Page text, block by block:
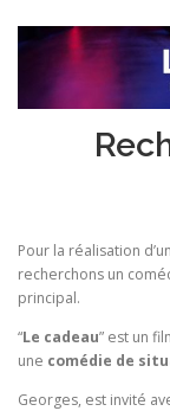
Pour la réalisation
recherchons un
principal.
“Le cadeau” est un
une comédie de
Georges, est invité